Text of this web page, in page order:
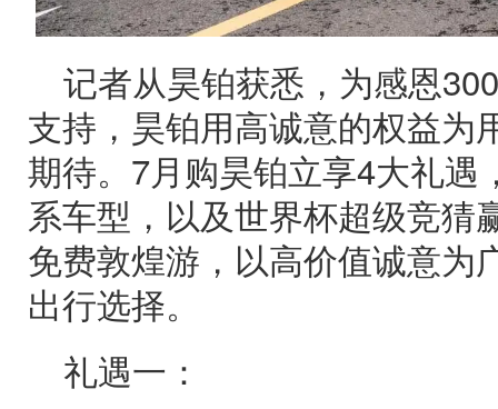
记者从昊铂获悉，为感恩
支持，昊铂用高诚意的权益为
期待。7月购昊铂立享4大礼遇
系车型，以及世界杯超级竞猜
免费敦煌游，以高价值诚意为
出行选择。
礼遇一：